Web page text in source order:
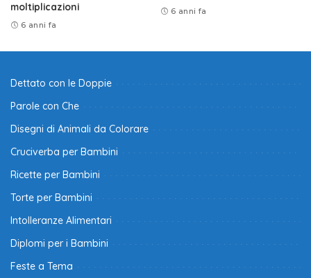
moltiplicazioni
6 anni fa
6 anni fa
Dettato con le Doppie
Parole con Che
Disegni di Animali da Colorare
Cruciverba per Bambini
Ricette per Bambini
Torte per Bambini
Intolleranze Alimentari
Diplomi per i Bambini
Feste a Tema